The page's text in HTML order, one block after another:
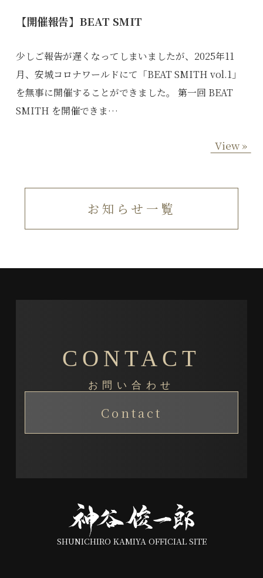
【開催報告】BEAT SMIT
少しご報告が遅くなってしまいましたが、2025年11
月、安城コロナワールドにて「BEAT SMITH vol.1」
を無事に開催することができました。 第一回 BEAT
SMITH を開催できま…
View »
お知らせ一覧
CONTACT
お問い合わせ
Contact
SHUNICHIRO KAMIYA OFFICIAL SITE